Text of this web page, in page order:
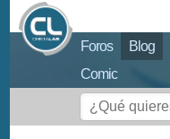
Foros Blog
Comic